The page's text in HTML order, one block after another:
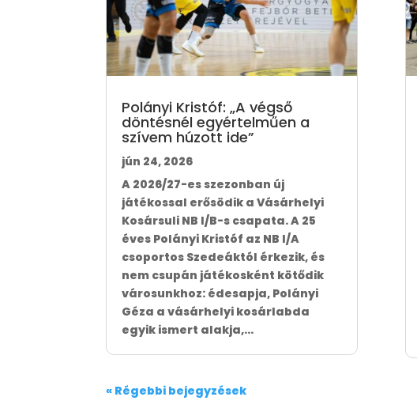
Polányi Kristóf: „A végső
döntésnél egyértelműen a
szívem húzott ide”
jún 24, 2026
A 2026/27-es szezonban új
játékossal erősödik a Vásárhelyi
Kosársuli NB I/B-s csapata. A 25
éves Polányi Kristóf az NB I/A
csoportos Szedeáktól érkezik, és
nem csupán játékosként kötődik
városunkhoz: édesapja, Polányi
Géza a vásárhelyi kosárlabda
egyik ismert alakja,...
« Régebbi bejegyzések